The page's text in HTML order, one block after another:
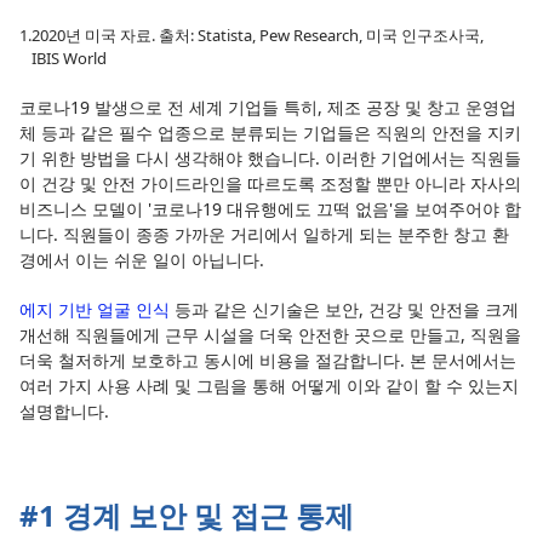
1.2020년 미국 자료. 출처: Statista, Pew Research, 미국 인구조사국,
IBIS World
코로나19 발생으로 전 세계 기업들 특히, 제조 공장 및 창고 운영업
체 등과 같은 필수 업종으로 분류되는 기업들은 직원의 안전을 지키
기 위한 방법을 다시 생각해야 했습니다. 이러한 기업에서는 직원들
이 건강 및 안전 가이드라인을 따르도록 조정할 뿐만 아니라 자사의
비즈니스 모델이 '코로나19 대유행에도 끄떡 없음'을 보여주어야 합
니다. 직원들이 종종 가까운 거리에서 일하게 되는 분주한 창고 환
경에서 이는 쉬운 일이 아닙니다.
에지 기반 얼굴 인식 등과 같은 신기술은 보안, 건강 및 안전을 크게
개선해 직원들에게 근무 시설을 더욱 안전한 곳으로 만들고, 직원을
더욱 철저하게 보호하고 동시에 비용을 절감합니다. 본 문서에서는
여러 가지 사용 사례 및 그림을 통해 어떻게 이와 같이 할 수 있는지
설명합니다.
#1 경계 보안 및 접근 통제